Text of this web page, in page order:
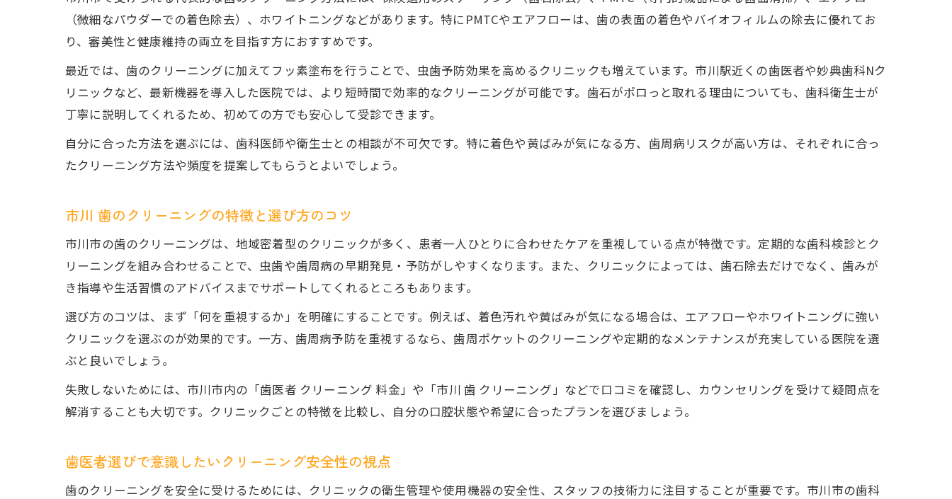
市川市で失敗しないクリーニング選びガイド
歯のクリーニング選びでよくある失敗例と対策
歯のクリーニングを安心して受けるポイント
口コミから見る市川市で評判の歯のクリーニング
（微細なパウダーでの着色除去）、ホワイトニングなどがあります。特にPMTCやエアフローは、歯の表面の着色やバイオフィルムの除去に優れてお
り、審美性と健康維持の両立を目指す方におすすめです。
最近では、歯のクリーニングに加えてフッ素塗布を行うことで、虫歯予防効果を高めるクリニックも増えています。市川駅近くの歯医者や妙典歯科Nク
リニックなど、最新機器を導入した医院では、より短時間で効率的なクリーニングが可能です。歯石がポロっと取れる理由についても、歯科衛生士が
丁寧に説明してくれるため、初めての方でも安心して受診できます。
自分に合った方法を選ぶには、歯科医師や衛生士との相談が不可欠です。特に着色や黄ばみが気になる方、歯周病リスクが高い方は、それぞれに合っ
たクリーニング方法や頻度を提案してもらうとよいでしょう。
市川 歯のクリーニングの特徴と選び方のコツ
市川市の歯のクリーニングは、地域密着型のクリニックが多く、患者一人ひとりに合わせたケアを重視している点が特徴です。定期的な歯科検診とク
リーニングを組み合わせることで、虫歯や歯周病の早期発見・予防がしやすくなります。また、クリニックによっては、歯石除去だけでなく、歯みが
き指導や生活習慣のアドバイスまでサポートしてくれるところもあります。
選び方のコツは、まず「何を重視するか」を明確にすることです。例えば、着色汚れや黄ばみが気になる場合は、エアフローやホワイトニングに強い
クリニックを選ぶのが効果的です。一方、歯周病予防を重視するなら、歯周ポケットのクリーニングや定期的なメンテナンスが充実している医院を選
ぶと良いでしょう。
失敗しないためには、市川市内の「歯医者 クリーニング 料金」や「市川 歯 クリーニング」などで口コミを確認し、カウンセリングを受けて疑問点を
解消することも大切です。クリニックごとの特徴を比較し、自分の口腔状態や希望に合ったプランを選びましょう。
歯医者選びで意識したいクリーニング安全性の視点
歯のクリーニングを安全に受けるためには、クリニックの衛生管理や使用機器の安全性、スタッフの技術力に注目することが重要です。市川市の歯科